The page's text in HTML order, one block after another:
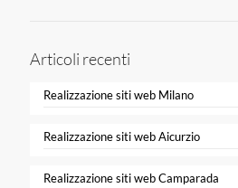
Articoli recenti
Realizzazione siti web Milano
Realizzazione siti web Aicurzio
Realizzazione siti web Camparada